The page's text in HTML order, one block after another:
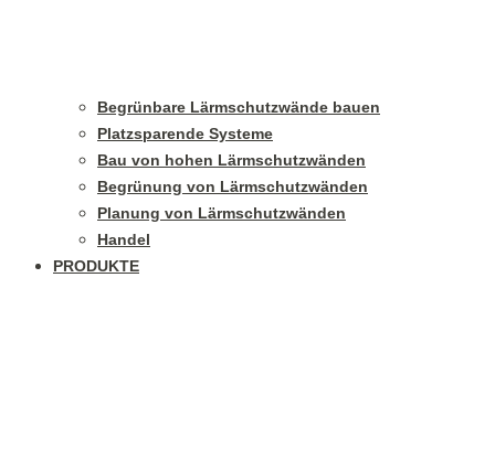
Begrünbare Lärmschutzwände bauen
Platzsparende Systeme
Bau von hohen Lärmschutzwänden
Begrünung von Lärmschutzwänden
Planung von Lärmschutzwänden
Handel
PRODUKTE